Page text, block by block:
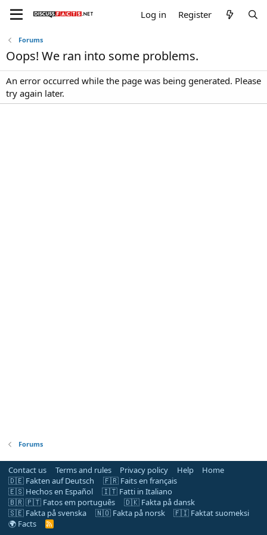
Log in Register
Forums
Oops! We ran into some problems.
An error occurred while the page was being generated. Please
try again later.
Forums
Contact us Terms and rules Privacy policy Help
Home
🇩🇪 Fakten auf Deutsch
🇫🇷 Faits en français
🇪🇸 Hechos en Español
🇮🇹 Fatti in Italiano
🇧🇷 🇵🇹 Fatos em português
🇩🇰 Fakta på dansk
🇸🇪 Fakta på svenska
🇳🇴 Fakta på norsk
🇫🇮 Faktat suomeksi
🌍 Facts
R